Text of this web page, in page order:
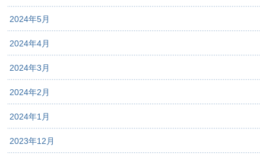
2024年5月
2024年4月
2024年3月
2024年2月
2024年1月
2023年12月